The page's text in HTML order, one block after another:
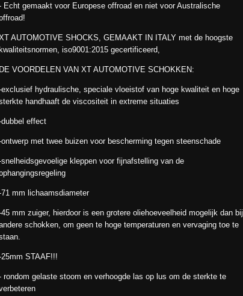
Echt gemaakt voor Europese offroad en niet voor Australische
AUTOMOTIVE SHOCKS, GEMAAKT IN ITALY met de hoogste
iso9001:2015 gecertificeerd,
DE VOORDELEN VAN XT AUTOMOTIVE SCHOKKEN:
exclusief hydraulische, speciale vloeistof van hoge kwaliteit en hoge
handhaaft de viscositeit in extreme situaties
dubbel effect
ontwerp met twee buizen voor bescherming tegen steenschade
snelheidsgevoelige kleppen voor fijnafstelling van de
71 mm lichaamsdiameter
45 mm zuiger, hierdoor is een grotere oliehoeveelheid mogelijk dan bij
schokken, om geen te hoge temperaturen en vervaging toe te
25mm STAAF!!!
rondom gelaste stoom en verhoogde las op lus om de sterkte te